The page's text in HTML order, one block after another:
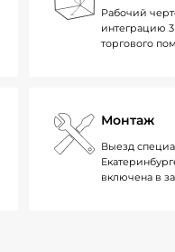
Рабочий
интеграцию
торгового
Монтаж
Выезд
включена в